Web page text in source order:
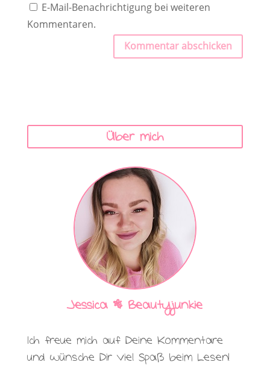
E-Mail-Benachrichtigung bei weiteren
Kommentaren.
Kommentar abschicken
Über mich
Jessica | Beautyjunkie
Ich freue mich auf Deine Kommentare
und wünsche Dir viel Spaß beim Lesen!